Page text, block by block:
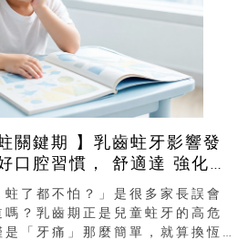
關鍵期 】乳齒蛀牙影響發
， 舒適達 強化琺
南
蛀了都不怕？」是很多家長誤會
？乳齒期正是兒童蛀牙的高危
「牙痛」那麼簡單，就算換恆